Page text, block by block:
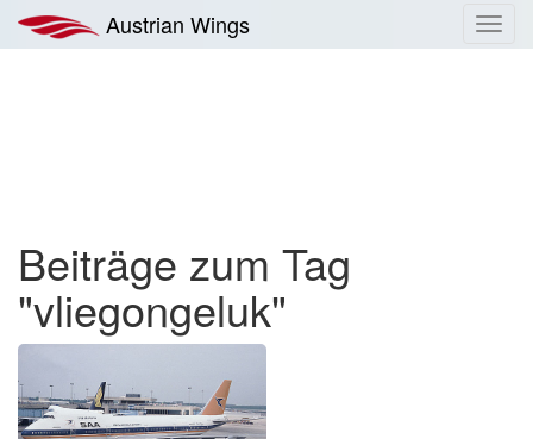
Inhalt
springen
Austrian Wings
Beiträge zum Tag
"vliegongeluk"